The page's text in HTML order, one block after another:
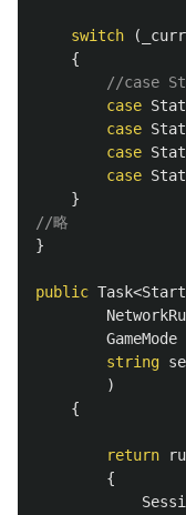
switch (
{
//case
case
case
case
case
}
//略
}
public Task<
GameMode
string
)
{
return
{